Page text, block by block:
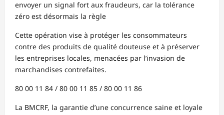
envoyer un signal fort aux fraudeurs, car la tolérance
zéro est désormais la règle
Cette opération vise à protéger les consommateurs
contre des produits de qualité douteuse et à préserver
les entreprises locales, menacées par l’invasion de
marchandises contrefaites.
80 00 11 84 / 80 00 11 85 / 80 00 11 86
La BMCRF, la garantie d’une concurrence saine et loyale